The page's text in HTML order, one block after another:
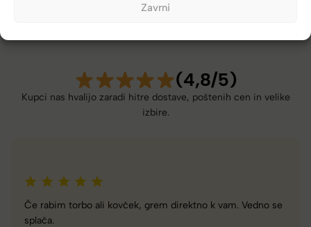
Zavrni
(4,8/5)
Kupci nas hvalijo zaradi hitre dostave, poštenih cen in velike
izbire.
Zelo dobra trgovina za torbe in kovčke, z veliko izbire,
različnimi znamkami in dobrimi popusti/akcijami.